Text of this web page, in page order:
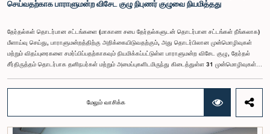
செய்வதற்காக பாராளுமன்ற விசேட குழு நிபுணர் குழுவை நியமித்தது
தேர்தல்கள் தொடர்பான சட்டங்களை (மாகாண சபை தேர்தல்களுடன் தொடர்பான சட்டங்கள் நீங்கலாக)
மீளாய்வு செய்து, பாராளுமன்றத்திற்கு அறிக்கையிடுவதற்கும், அது தொடர்பிலான முன்மொழிவுகள்
மற்றும் விதப்புரைகளை சமர்ப்பிப்பதற்காகவும் நியமிக்கப்பட்டுள்ள பாராளுமன்ற விசேட குழு, தேர்தல்
சீர்திருத்தம் தொடர்பாக தனிநபர்கள் மற்றும் அமைப்புகளிடமிருந்து கிடைத்துள்ள 31 முன்மொழிவுகள்
நியமித்துள்ளது.கௌரவ பொது நிர்வாக, மாகாண சபைகள் மற்றும் உள்ளூராட்சி அமைச்சர் பேராசிரியர்
ஏ.எச்.எம்.எச்.அபயரத்ன அவர்கள் தலைமையில் அண்மையில் பாராளுமன்றத்தில் நடைபெற்ற குறித்த
விசேட குழுக் கூட்டத்தின் போதே இத்தீர்மானம் எடுக்கப்பட்டது.2004, 2007 மற்றும் 2022 ஆம்
ஆண்டுகளில் வெளியிடப்பட்ட பாராளுமன்ற விசேட குழுக்களின் அறிக்கைகள் மற்றும் தனிநபர்கள்,
மேலும் வாசிக்க